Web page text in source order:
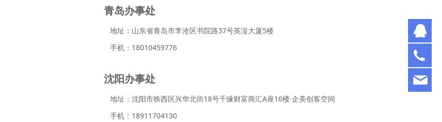
青岛办事处
地址：山东省青岛市李沧区书院路37号英湟大厦5楼
手机：18010459776
沈阳办事处
地址：沈阳市铁西区兴华北街18号千缘财富商汇A座16楼 企美创客空间
手机：18911704130